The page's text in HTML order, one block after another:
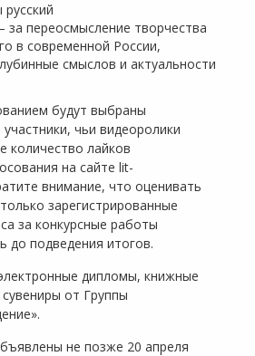
за переосмысление творчества
в современной России,
смыслов и актуальности
будут выбраны
участники, чьи видеоролики
количество лайков
на сайте lit-
внимание, что оценивать
зарегистрированные
за конкурсные работы
до подведения итогов.
дипломы, книжные
от Группы
не позже 20 апреля